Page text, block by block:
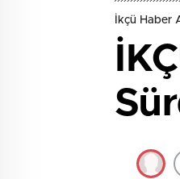
İkçü Haber